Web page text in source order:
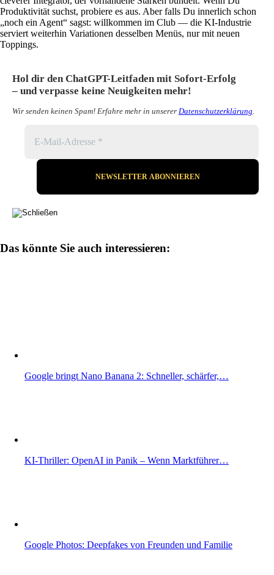
Produktivität suchst, probiere es aus. Aber falls Du innerlich schon
„noch ein Agent“ sagst: willkommen im Club — die KI‑Industrie
serviert weiterhin Variationen desselben Menüs, nur mit neuen
Toppings.
Hol dir den ChatGPT-Leitfaden mit Sofort-Erfolg
– und verpasse keine Neuigkeiten mehr!
Wir senden keinen Spam! Erfahre mehr in unserer Datenschutzerklärung.
Das könnte Sie auch interessieren:
Google bringt Nano Banana 2: Schneller, schärfer,…
KI-Thriller: OpenAI in Panik – Wenn Marktführer…
Google Photos: Deepfakes von Freunden und Familie